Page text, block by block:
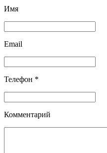
Имя
Email
Телефон *
Комментарий